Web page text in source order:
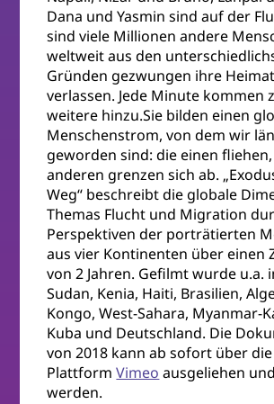
Dana und Yasmin sind auf der
sind viele Millionen andere
weltweit aus den
Gründen gezwungen ihre
verlassen. Jede Minute kommen
weitere hinzu.Sie bilden einen
Menschenstrom, von dem wir
geworden sind: die einen
anderen grenzen sich ab.
Weg“ beschreibt die globale
Themas Flucht und Migration
Perspektiven der porträtierten
aus vier Kontinenten über einen
von 2 Jahren. Gefilmt wurde u.a.
Sudan, Kenia, Haiti, Brasilien,
Kongo, West-Sahara, Myanmar-
Kuba und Deutschland. Die
von 2018 kann ab sofort über
PlattformVimeo ausgeliehen
werden.